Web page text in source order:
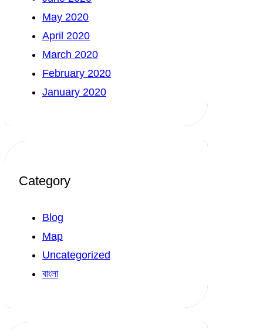
May 2020
April 2020
March 2020
February 2020
January 2020
Category
Blog
Map
Uncategorized
বাংলা